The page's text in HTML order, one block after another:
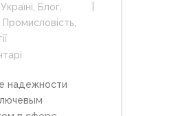
, Блог,
Промисловість,
надежности